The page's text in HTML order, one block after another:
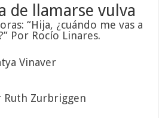
de llamarse vulva
“Hija, ¿cuándo me vas a
Por Rocío Linares.
Vinaver
Ruth Zurbriggen